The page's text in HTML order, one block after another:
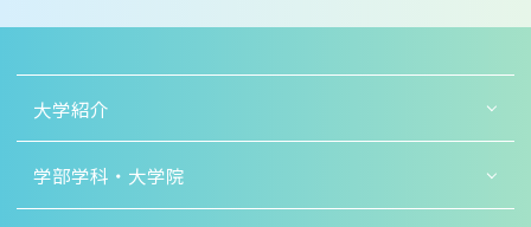
大学紹介
学部学科・大学院